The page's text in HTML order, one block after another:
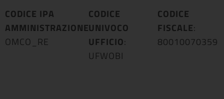
CODICE IPA
AMMINISTRAZIONE:
OMCO_RE
CODICE
UNIVOCO
UFFICIO:
UFWOBI
CODICE
FISCALE:
80010070359